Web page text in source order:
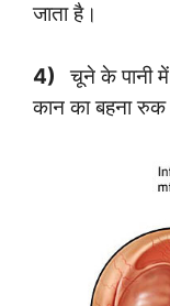
जाता है।
4)
चूने के पानी
कान का बहना रुक